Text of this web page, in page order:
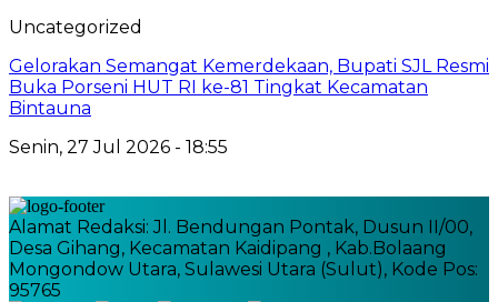
Uncategorized
Gelorakan Semangat Kemerdekaan, Bupati SJL Resmi
Buka Porseni HUT RI ke-81 Tingkat Kecamatan
Bintauna
Senin, 27 Jul 2026 - 18:55
Alamat Redaksi: Jl. Bendungan Pontak, Dusun II/00,
Desa Gihang, Kecamatan Kaidipang , Kab.Bolaang
Mongondow Utara, Sulawesi Utara (Sulut), Kode Pos:
95765